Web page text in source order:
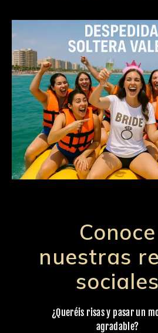
Conoce
nuestras
sociales
¿Queréis risas y pasar un
agradable?